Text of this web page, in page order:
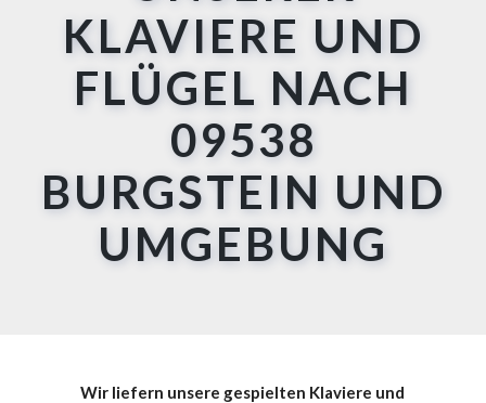
KLAVIERE UND
FLÜGEL NACH
09538
BURGSTEIN UND
UMGEBUNG
Wir liefern unsere gespielten Klaviere und